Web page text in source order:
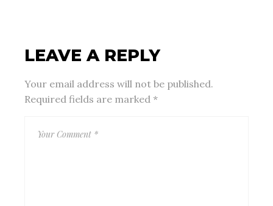
LEAVE A REPLY
Your email address will not be published.
Required fields are marked*